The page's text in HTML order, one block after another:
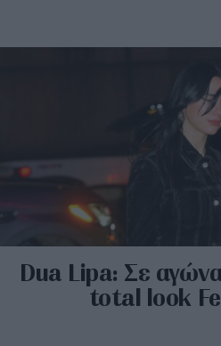
Dua Lipa: Σε
total look